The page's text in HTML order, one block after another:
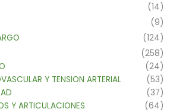
(14)
(9)
(124)
(258)
(24)
Y TENSION ARTERIAL
(53)
(37)
Y ARTICULACIONES
(64)